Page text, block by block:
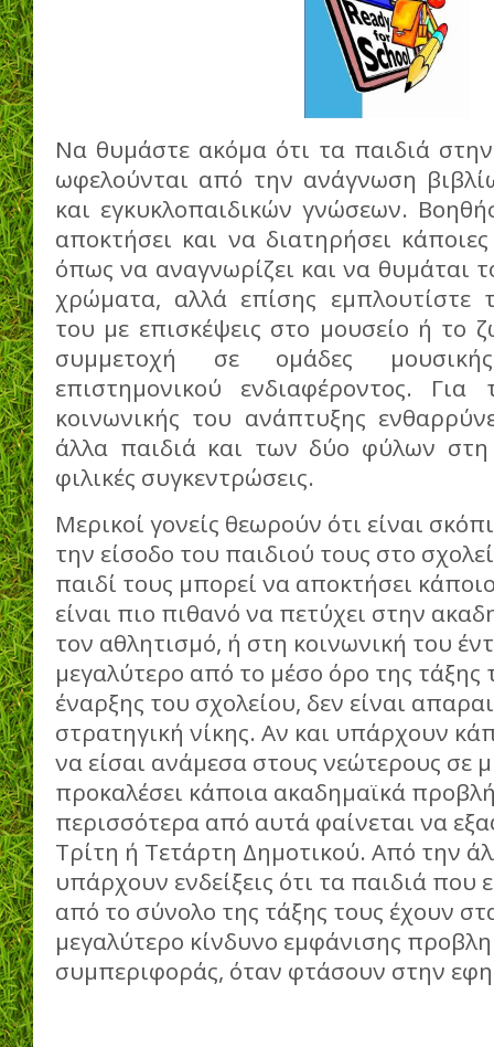
Να θυμάστε ακόμα ότι τα παιδιά
ωφελούνται από την ανάγνωση
και εγκυκλοπαιδικών γνώσεων.
αποκτήσει και να διατηρήσει κάποιες
όπως να αναγνωρίζει και να θυμάται
χρώματα, αλλά επίσης εμπλουτίστε
του με επισκέψεις στο μουσείο ή το
συμμετοχή σε ομάδες
επιστημονικού ενδιαφέροντος.
κοινωνικής του ανάπτυξης
άλλα παιδιά και των δύο φύλων
φιλικές συγκεντρώσεις.
Μερικοί γονείς θεωρούν ότι είναι
την είσοδο του παιδιού τους στο
παιδί τους μπορεί να αποκτήσει
είναι πιο πιθανό να πετύχει στην
τον αθλητισμό, ή στη κοινωνική του
μεγαλύτερο από το μέσο όρο της
έναρξης του σχολείου, δεν είναι
στρατηγική νίκης. Αν και υπάρχουν
να είσαι ανάμεσα στους νεώτερους σε
προκαλέσει κάποια ακαδημαϊκά
περισσότερα από αυτά φαίνεται να
Τρίτη ή Τετάρτη Δημοτικού. Από την
υπάρχουν ενδείξεις ότι τα παιδιά που
από το σύνολο της τάξης τους έχουν
μεγαλύτερο κίνδυνο εμφάνισης
συμπεριφοράς, όταν φτάσουν στην